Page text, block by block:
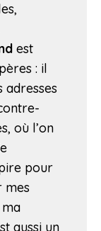
est
: il
adresses
où l’on
pour
mes
aussi un